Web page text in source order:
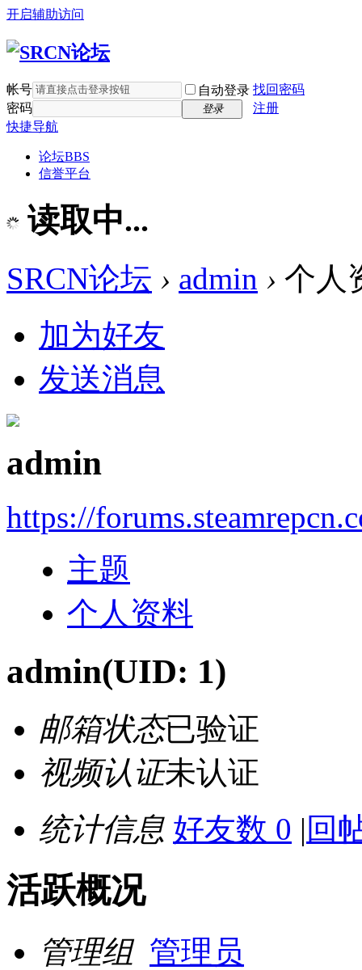
开启辅助访问
帐号 自动登录 找回密码
密码
登录
注册
快捷导航
论坛BBS
信誉平台
读取中...
SRCN论坛 › admin › 个人
加为好友
发送消息
admin
https://
主题
个人资料
admin(UID: 1)
邮箱状态已验证
视频认证未认证
统计信息 好友数 0 | 回
活跃概况
管理组 管理员